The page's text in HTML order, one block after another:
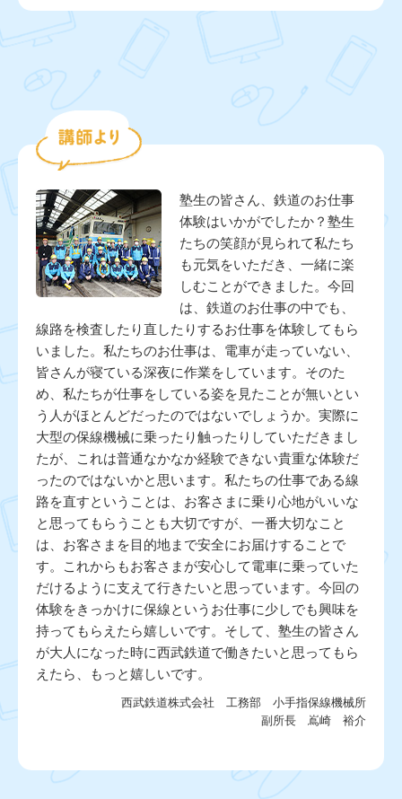
塾生の皆さん、鉄道のお仕事
体験はいかがでしたか？塾生
たちの笑顔が見られて私たち
も元気をいただき、一緒に楽
しむことができました。今回
は、鉄道のお仕事の中でも、
線路を検査したり直したりするお仕事を体験してもら
いました。私たちのお仕事は、電車が走っていない、
皆さんが寝ている深夜に作業をしています。そのた
め、私たちが仕事をしている姿を見たことが無いとい
う人がほとんどだったのではないでしょうか。実際に
大型の保線機械に乗ったり触ったりしていただきまし
たが、これは普通なかなか経験できない貴重な体験だ
ったのではないかと思います。私たちの仕事である線
路を直すということは、お客さまに乗り心地がいいな
と思ってもらうことも大切ですが、一番大切なこと
は、お客さまを目的地まで安全にお届けすることで
す。これからもお客さまが安心して電車に乗っていた
だけるように支えて行きたいと思っています。今回の
体験をきっかけに保線というお仕事に少しでも興味を
持ってもらえたら嬉しいです。そして、塾生の皆さん
が大人になった時に西武鉄道で働きたいと思ってもら
えたら、もっと嬉しいです。
西武鉄道株式会社 工務部 小手指保線機械所
副所長 嶌崎 裕介